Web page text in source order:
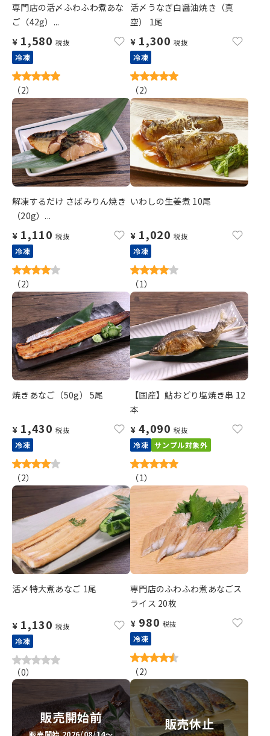
専門店の活〆ふわふわ煮あな
ご（42g）...
¥ 1,580 税抜
冷凍
（2）
活〆うなぎ白醤油焼き（真
空） 1尾
¥ 1,300 税抜
冷凍
（2）
解凍するだけ さばみりん焼き
（20g）...
¥ 1,110 税抜
冷凍
（2）
いわしの生姜煮 10尾
¥ 1,020 税抜
冷凍
（1）
焼きあなご（50g） 5尾
¥ 1,430 税抜
冷凍
（2）
【国産】鮎おどり塩焼き串 12
本
¥ 4,090 税抜
冷凍 サンプル対象外
（1）
活〆特大煮あなご 1尾
¥ 1,130 税抜
冷凍
（0）
専門店のふわふわ煮あなごス
ライス 20枚
¥ 980 税抜
冷凍
（2）
販売開始前
販売開始 2026/08/14～
販売休止